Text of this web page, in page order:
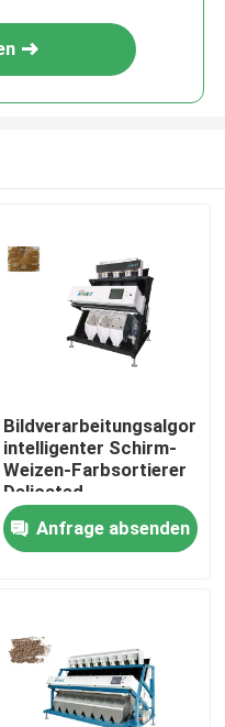
intelligenter Schirm-
Weizen-Farbsortierer
Delicated
Anfrage absenden